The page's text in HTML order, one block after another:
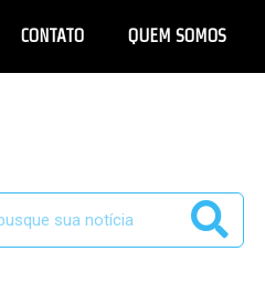
CONTATO QUEM SOMOS